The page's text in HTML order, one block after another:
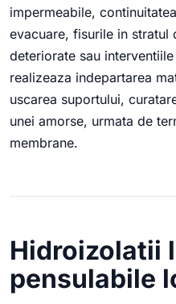
impermeabile,
evacuare, fisurile in stratul
deteriorate sau
realizeaza indepartarea
uscarea suportului,
unei amorse, urmata de
membrane.
Hidroizolatii
pensulabile